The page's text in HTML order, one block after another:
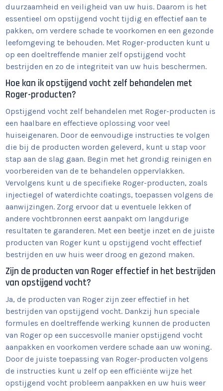
duurzaamheid en veiligheid van uw huis. Daarom is het
essentieel om opstijgend vocht tijdig en effectief aan te
pakken, om verdere schade te voorkomen en een gezonde
leefomgeving te behouden. Met Roger-producten kunt u
op een doeltreffende manier zelf opstijgend vocht
bestrijden en zo de integriteit van uw huis beschermen.
Hoe kan ik opstijgend vocht zelf behandelen met
Roger-producten?
Opstijgend vocht zelf behandelen met Roger-producten is
een haalbare en effectieve oplossing voor veel
huiseigenaren. Door de eenvoudige instructies te volgen
die bij de producten worden geleverd, kunt u stap voor
stap aan de slag gaan. Begin met het grondig reinigen en
voorbereiden van de te behandelen oppervlakken.
Vervolgens kunt u de specifieke Roger-producten, zoals
injectiegel of waterdichte coatings, toepassen volgens de
aanwijzingen. Zorg ervoor dat u eventuele lekken of
andere vochtbronnen eerst aanpakt om langdurige
resultaten te garanderen. Met een beetje inzet en de juiste
producten van Roger kunt u opstijgend vocht effectief
bestrijden en uw huis weer droog en gezond maken.
Zijn de producten van Roger effectief in het bestrijden
van opstijgend vocht?
Ja, de producten van Roger zijn zeer effectief in het
bestrijden van opstijgend vocht. Dankzij hun speciale
formules en doeltreffende werking kunnen de producten
van Roger op een succesvolle manier opstijgend vocht
aanpakken en voorkomen verdere schade aan uw woning.
Door de juiste toepassing van Roger-producten volgens
de instructies kunt u zelf op een efficiënte wijze het
opstijgend vocht probleem aanpakken en uw huis weer